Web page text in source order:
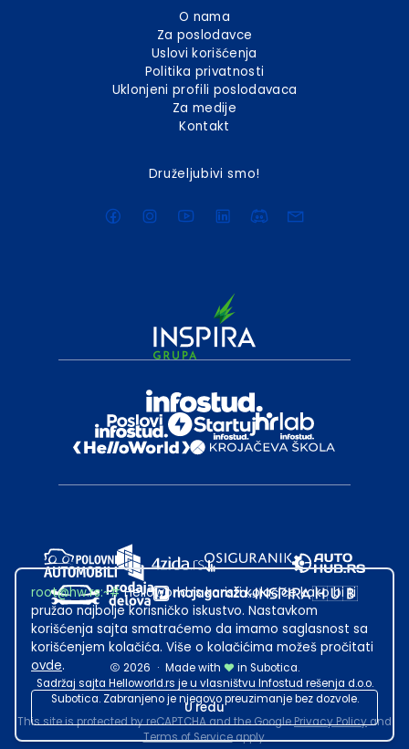
O nama
Za poslodavce
Uslovi korišćenja
Politika privatnosti
Uklonjeni profili poslodavaca
Za medije
Kontakt
Druželjubivi smo!
2026 · Made with
in Subotica.
Sadržaj sajta Helloworld.rs je u vlasništvu Infostud rešenja d.o.o.
Subotica. Zabranjeno je njegovo preuzimanje bez dozvole.
This site is protected by reCAPTCHA and the GooglePrivacy Policyand
Terms of Serviceapply.
root@hw.rs:~#Helloworld.rs koristi kolačiće kako bi ti
pružao najbolje korisničko iskustvo. Nastavkom
korišćenja sajta smatraćemo da imamo saglasnost sa
korišćenjem kolačića. Više o kolačićima možeš pročitati
ovde.
U redu